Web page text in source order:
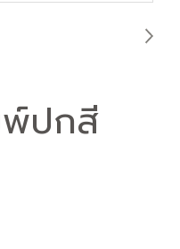
ปกสี